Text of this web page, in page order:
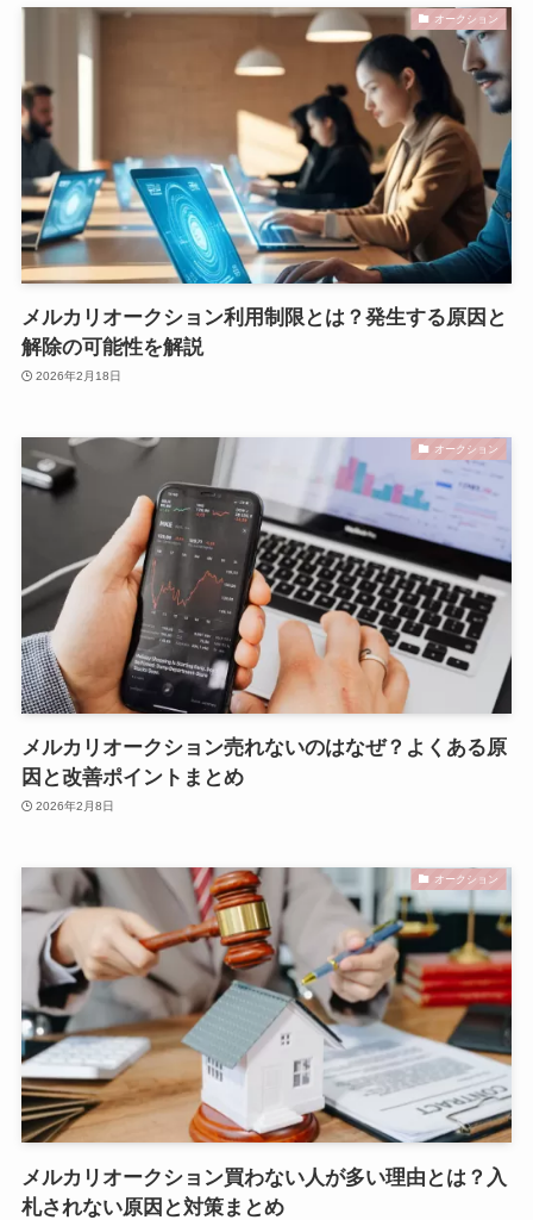
オークション
メルカリオークション利用制限とは？発生する原因と
解除の可能性を解説
2026年2月18日
オークション
メルカリオークション売れないのはなぜ？よくある原
因と改善ポイントまとめ
2026年2月8日
オークション
メルカリオークション買わない人が多い理由とは？入
札されない原因と対策まとめ